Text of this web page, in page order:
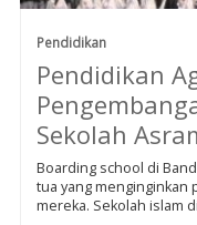
Pendidikan
Pendidikan
Sekolah
Boarding school di
tua yang menginginkan
mereka. Sekolah islam